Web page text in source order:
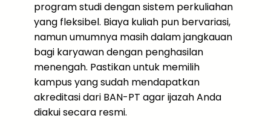
program studi dengan sistem perkuliahan
yang fleksibel. Biaya kuliah pun bervariasi,
namun umumnya masih dalam jangkauan
bagi karyawan dengan penghasilan
menengah. Pastikan untuk memilih
kampus yang sudah mendapatkan
akreditasi dari BAN-PT agar ijazah Anda
diakui secara resmi.